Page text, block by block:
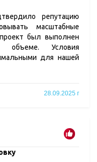
репутацию
масштабные
был выполнен
Условия
для нашей
28.09.2025 г